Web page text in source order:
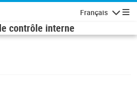
Français
contrôle interne